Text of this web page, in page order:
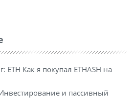
Как я покупал ETHASH на
и пассивный